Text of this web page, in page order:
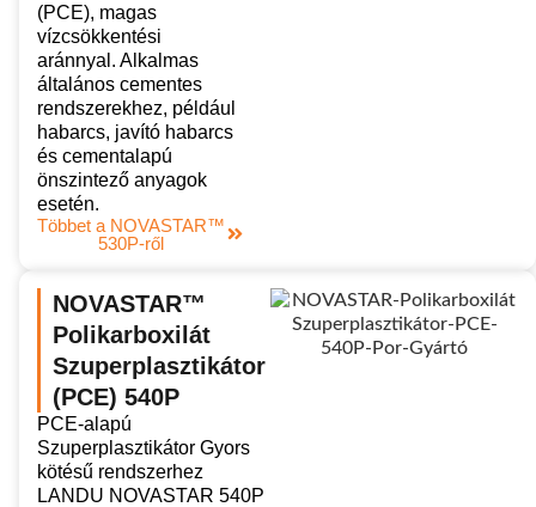
(PCE), magas
vízcsökkentési
aránnyal. Alkalmas
általános cementes
rendszerekhez, például
habarcs, javító habarcs
és cementalapú
önszintező anyagok
esetén.
Többet a NOVASTAR™
530P-ről
NOVASTAR™
Polikarboxilát
Szuperplasztikátor
(PCE) 540P
PCE-alapú
Szuperplasztikátor Gyors
kötésű rendszerhez
LANDU NOVASTAR 540P